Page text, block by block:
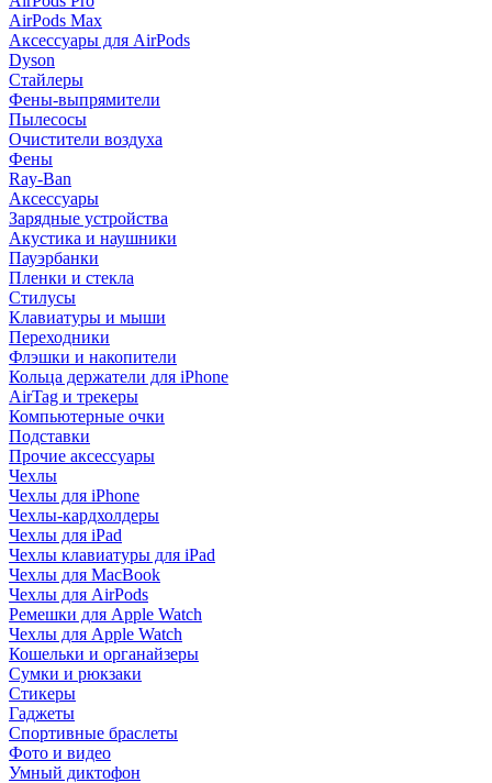
AirPods Max
Аксессуары для AirPods
Dyson
Стайлеры
Фены-выпрямители
Пылесосы
Очистители воздуха
Фены
Ray-Ban
Аксессуары
Зарядные устройства
Акустика и наушники
Пауэрбанки
Пленки и стекла
Стилусы
Клавиатуры и мыши
Переходники
Флэшки и накопители
Кольца держатели для iPhone
AirTag и трекеры
Компьютерные очки
Подставки
Прочие аксессуары
Чехлы
Чехлы для iPhone
Чехлы-кардхолдеры
Чехлы для iPad
Чехлы клавиатуры для iPad
Чехлы для MacBook
Чехлы для AirPods
Ремешки для Apple Watch
Чехлы для Apple Watch
Кошельки и органайзеры
Сумки и рюкзаки
Стикеры
Гаджеты
Спортивные браслеты
Фото и видео
Умный диктофон